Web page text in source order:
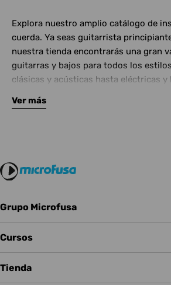
Explora nuestro amplio catálogo de
cuerda. Ya seas guitarrista
nuestra tienda encontrarás una gran
guitarras y bajos para todos los
clásicas y acústicas hasta eléctricas y
Complementa tu instrumento con
Ver más
Grupo Microfusa
Cursos
Tienda